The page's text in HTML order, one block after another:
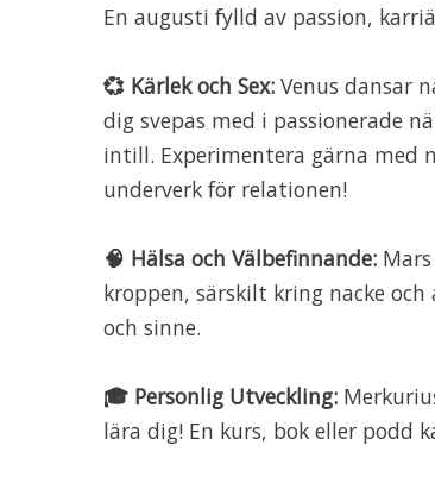
En augusti fylld av passion,
💞 Kärlek och Sex: Venus dansar
dig svepas med i passionerade
intill. Experimentera gärna med
underverk för relationen!
🧠 Hälsa och Välbefinnande:
kroppen, särskilt kring nacke
och sinne.
🎓 Personlig Utveckling:
lära dig! En kurs, bok eller podd